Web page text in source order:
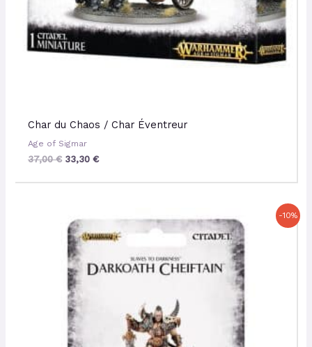
Char du Chaos / Char Éventreur
Age of Sigmar
37,00€ 33,30 €
-10%
prix
initial
était :
26,00 €.
actuel
23,40 €.